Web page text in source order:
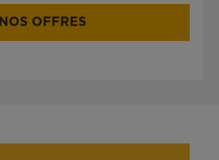
NOS OFFRES